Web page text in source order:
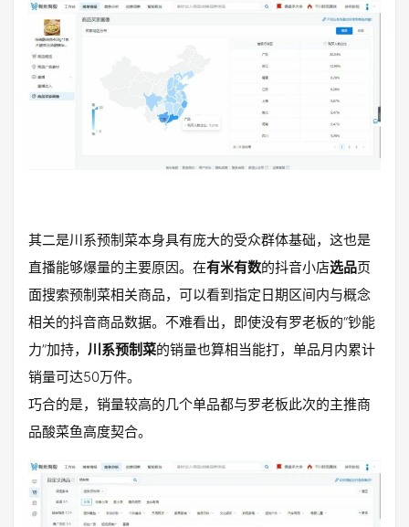
其二是川系预制菜本身具有庞大的受众群体基础，这也是
直播能够爆量的主要原因。在有米有数的抖音小店选品页
面搜索预制菜相关商品，可以看到指定日期区间内与概念
相关的抖音商品数据。不难看出，即使没有罗老板的“钞能
力”加持， 川系预制菜的销量也算相当能打，单品月内累计
销量可达50万件。
巧合的是，销量较高的几个单品都与罗老板此次的主推商
品酸菜鱼高度契合。